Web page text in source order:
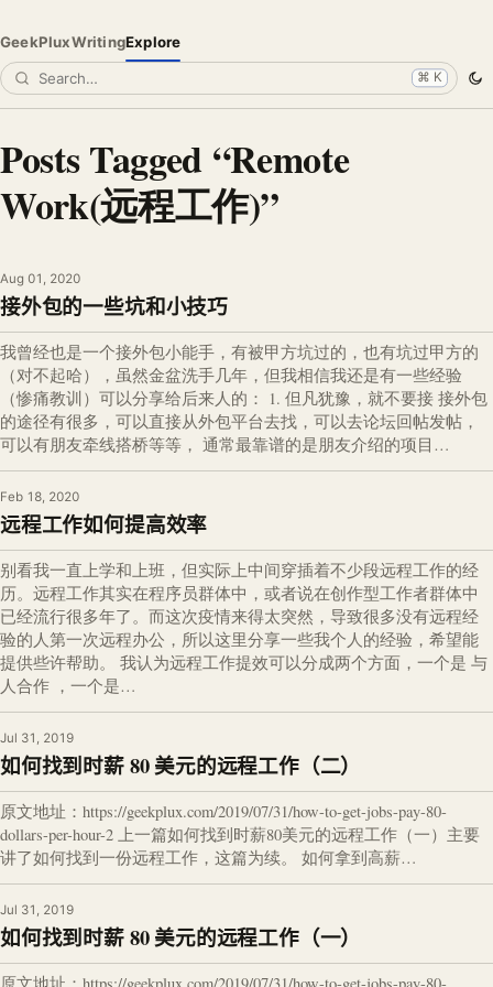
GeekPluxWritingExplore
⌘ K
Posts Tagged “Remote
Work(远程工作)”
接外包的一些坑和小技巧
Aug 01, 2020
我曾经也是一个接外包小能手，有被甲方坑过的，也有坑过甲方的
（对不起哈），虽然金盆洗手几年，但我相信我还是有一些经验
（惨痛教训）可以分享给后来人的： 1. 但凡犹豫，就不要接 接外包
的途径有很多，可以直接从外包平台去找，可以去论坛回帖发帖，
可以有朋友牵线搭桥等等， 通常最靠谱的是朋友介绍的项目…
远程工作如何提高效率
Feb 18, 2020
别看我一直上学和上班，但实际上中间穿插着不少段远程工作的经
历。远程工作其实在程序员群体中，或者说在创作型工作者群体中
已经流行很多年了。而这次疫情来得太突然，导致很多没有远程经
验的人第一次远程办公，所以这里分享一些我个人的经验，希望能
提供些许帮助。 我认为远程工作提效可以分成两个方面，一个是 与
人合作 ，一个是…
如何找到时薪 80 美元的远程工作（二）
Jul 31, 2019
原文地址：https://geekplux.com/2019/07/31/how-to-get-jobs-pay-80-
dollars-per-hour-2 上一篇如何找到时薪80美元的远程工作（一）主要
讲了如何找到一份远程工作，这篇为续。 如何拿到高薪…
如何找到时薪 80 美元的远程工作（一）
Jul 31, 2019